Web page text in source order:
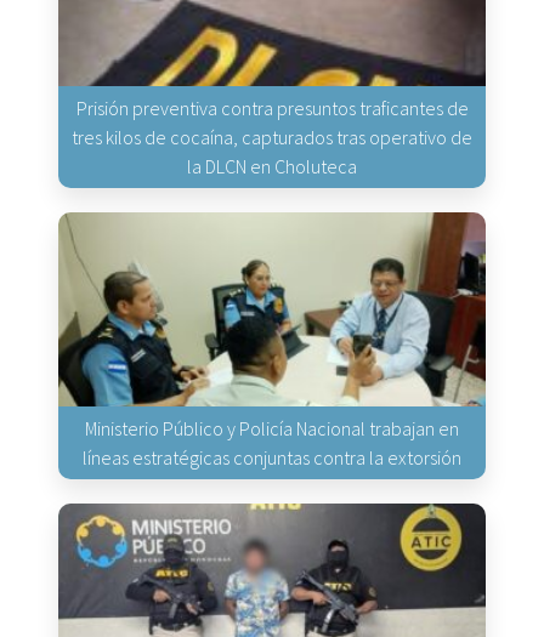
Prisión preventiva contra presuntos traficantes de
tres kilos de cocaína, capturados tras operativo de
la DLCN en Choluteca
Ministerio Público y Policía Nacional trabajan en
líneas estratégicas conjuntas contra la extorsión